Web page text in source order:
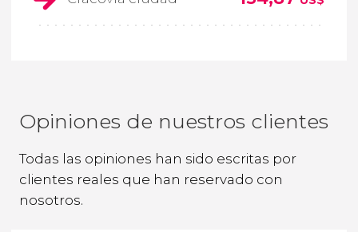
Opiniones de nuestros clientes
Todas las opiniones han sido escritas por
clientes reales que han reservado con
nosotros.